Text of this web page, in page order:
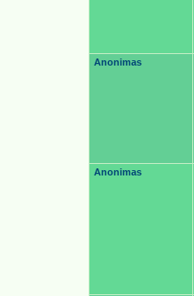
Anonimas
Anonimas